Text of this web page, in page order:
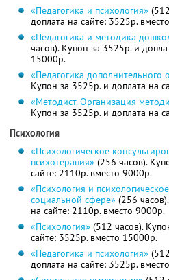
«Педагогика и психология»
доплата на сайте: 3525р.
«Педагогика и методика
часов). Купон за 3525р. и
15000р.
«Педагогика дополнительного
Купон за 3525р. и доплата на
«Методист. Организация
Купон за 3525р. и доплата на
Психология
«Психологическое
психотерапия» (256 часов).
сайте: 2110р. вместо 9000р.
«Психология и
социальной сфере» (256
на сайте: 2110р. вместо 9000р.
«Психология» (512 часов).
сайте: 3525р. вместо 15000р.
«Педагогика и психология»
доплата на сайте: 3525р.